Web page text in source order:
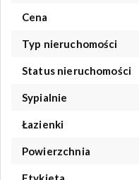
Cena
Typ nieruchomości
Status nieruchomości
Sypialnie
Łazienki
Powierzchnia